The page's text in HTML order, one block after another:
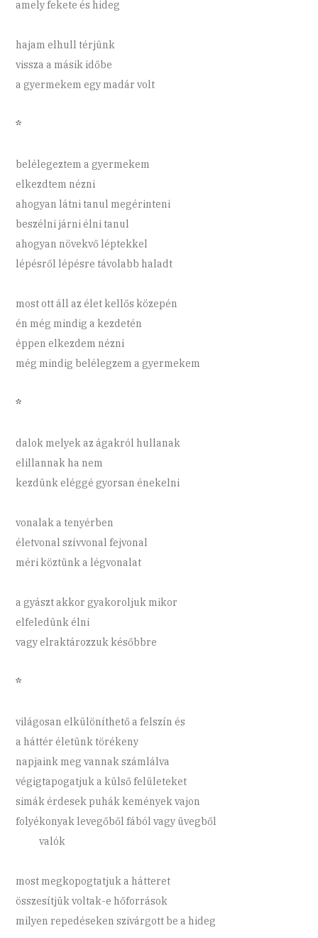
amely fekete és hideg
hajam elhull térjünk
vissza a másik időbe
a gyermekem egy madár volt
*
belélegeztem a gyermekem
elkezdtem nézni
ahogyan látni tanul megérinteni
beszélni járni élni tanul
ahogyan növekvő léptekkel
lépésről lépésre távolabb haladt
most ott áll az élet kellős közepén
én még mindig a kezdetén
éppen elkezdem nézni
még mindig belélegzem a gyermekem
*
dalok melyek az ágakról hullanak
elillannak ha nem
kezdünk eléggé gyorsan énekelni
vonalak a tenyérben
életvonal szívvonal fejvonal
méri köztünk a légvonalat
a gyászt akkor gyakoroljuk mikor
elfeledünk élni
vagy elraktározzuk későbbre
*
világosan elkülöníthető a felszín és
a háttér életünk törékeny
napjaink meg vannak számlálva
végigtapogatjuk a külső felületeket
simák érdesek puhák kemények vajon
folyékonyak levegőből fából vagy üvegből
valók
most megkopogtatjuk a hátteret
összesítjük voltak-e hőforrások
milyen repedéseken szivárgott be a hideg